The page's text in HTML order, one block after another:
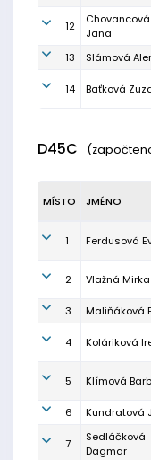
12
Chovancová
Jana
13 Slámová
14 Baťková
D45C
MÍSTO JMÉNO
1 Ferdusová
2 Vlažná Mirka
3
Maliňáková
4 Koláriková
5 Klímová
6
Kundratová
7
Sedláčková
Dagmar